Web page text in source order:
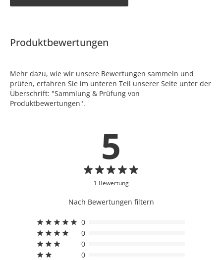
Produktbewertungen
Mehr dazu, wie wir unsere Bewertungen sammeln und
prüfen, erfahren Sie im unteren Teil unserer Seite unter der
Überschrift: "Sammlung & Prüfung von
Produktbewertungen".
5
1 Bewertung
Nach Bewertungen filtern
0
0
0
0